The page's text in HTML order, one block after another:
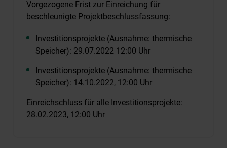
Vorgezogene Frist zur Einreichung für
beschleunigte Projektbeschlussfassung:
Investitionsprojekte (Ausnahme: thermische
Speicher): 29.07.2022 12:00 Uhr
Investitionsprojekte (Ausnahme: thermische
Speicher): 14.10.2022, 12:00 Uhr
Einreichschluss für alle Investitionsprojekte:
28.02.2023, 12:00 Uhr